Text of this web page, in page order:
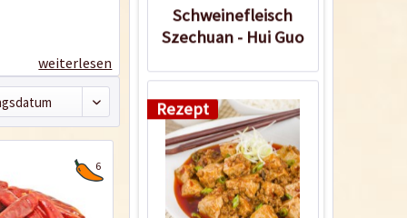
weiterlesen
6
Schweinefleisch
Szechuan - Hui Guo
Rezept